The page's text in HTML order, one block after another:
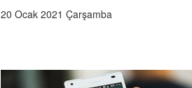
20 Ocak 2021 Çarşamba